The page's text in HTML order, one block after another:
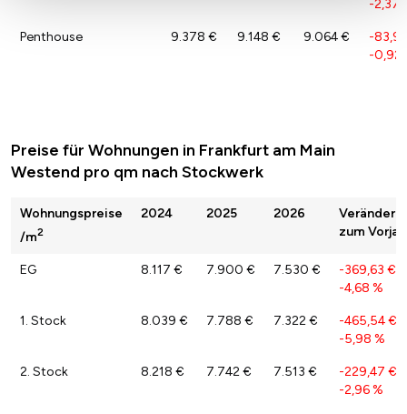
-2,37
Penthouse 9.378 € 9.148 € 9.064 €
-
-0,92
Preise für Wohnungen in Frankfurt am Main
Westend pro qm nach Stockwerk
Wohnungspreise
/m2
2024 2025 2026
zum
EG 8.117 € 7.900 € 7.530 € -369,63 €
-4,68 %
1. Stock 8.039 € 7.788 € 7.322 € -465,54 €
-5,98 %
2. Stock 8.218 € 7.742 € 7.513 € -229,47 €
-2,96 %